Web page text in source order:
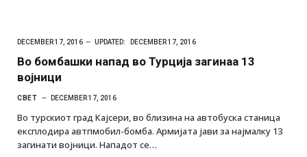
DECEMBER 17, 2016 UPDATED: DECEMBER 17, 2016
Во бомбашки напад во Турција загинаа 13
војници
СВЕТ DECEMBER 17, 2016
Во турскиот град Кајсери, во близина на автобуска станица
експлодира автпмобил-бомба. Армијата јави за најмалку 13
загинати војници. Нападот се…